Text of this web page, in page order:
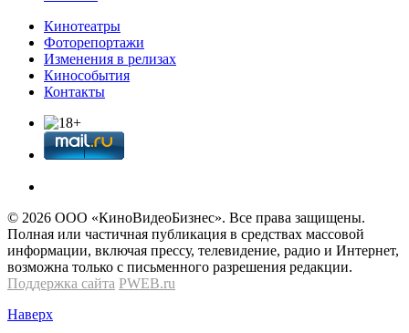
Кинотеатры
Фоторепортажи
Изменения в релизах
Кинособытия
Контакты
© 2026 OOО «КиноВидеоБизнес». Все права защищены.
Полная или частичная публикация в средствах массовой
информации, включая прессу, телевидение, радио и Интернет,
возможна только с письменного разрешения редакции.
Поддержка сайта PWEB.ru
Наверх